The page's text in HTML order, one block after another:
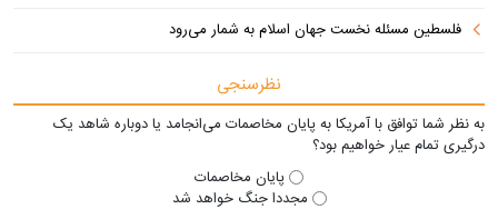
فلسطین مسئله نخست جهان اسلام به شمار می‌رود
نظرسنجی
به نظر شما توافق با آمریکا به پایان مخاصمات می‌انجامد یا دوباره شاهد یک
درگیری تمام عیار خواهیم بود؟
پایان مخاصمات
مجددا جنگ خواهد شد